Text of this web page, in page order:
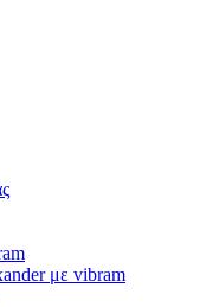
με vibram